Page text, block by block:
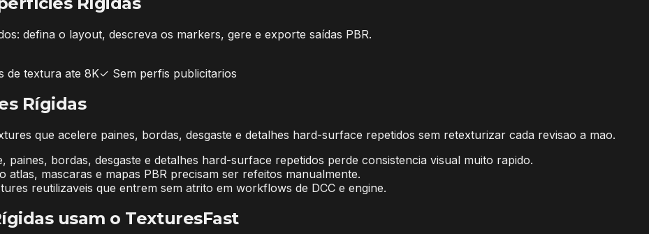
defina o layout, descreva os markers, gere e exporte saídas PBR.
de textura ate 8K✓ Sem perfis publicitarios
Rígidas
que acelere paines, bordas, desgaste e detalhes hard-surface repetidos sem retexturizar cada revisao a mao.
paines, bordas, desgaste e detalhes hard-surface repetidos perde consistencia visual muito rapido.
mascaras e mapas PBR precisam ser refeitos manualmente.
reutilizaveis que entrem sem atrito em workflows de DCC e engine.
usam o TexturesFast